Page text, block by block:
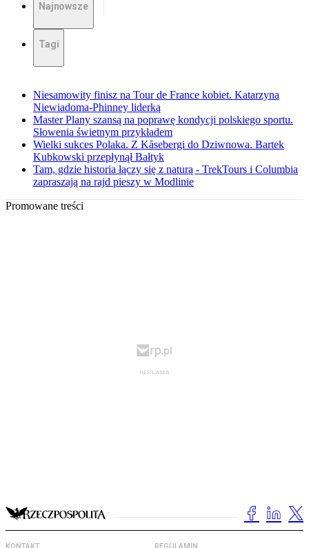
Najnowsze
Tagi
Niesamowity finisz na Tour de France kobiet. Katarzyna
Niewiadoma-Phinney liderką
Master Plany szansą na poprawę kondycji polskiego sportu.
Słowenia świetnym przykładem
Wielki sukces Polaka. Z Kåsebergi do Dziwnowa. Bartek
Kubkowski przepłynął Bałtyk
Tam, gdzie historia łączy się z naturą - TrekTours i Columbia
zapraszają na rajd pieszy w Modlinie
Promowane treści